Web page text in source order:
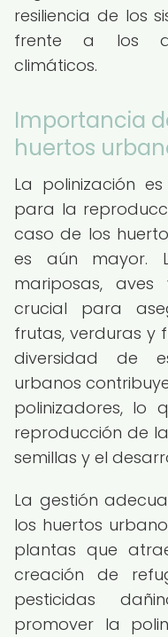
resiliencia de los
frente a los
climáticos.
Importancia
huertos
La polinización
para la
caso de los
es aún mayor.
mariposas,
crucial para
frutas, verduras y
diversidad de
urbanos
polinizadores, lo
reproducción de
semillas y el
La gestión
los huertos
plantas que
creación de
pesticidas
promover la